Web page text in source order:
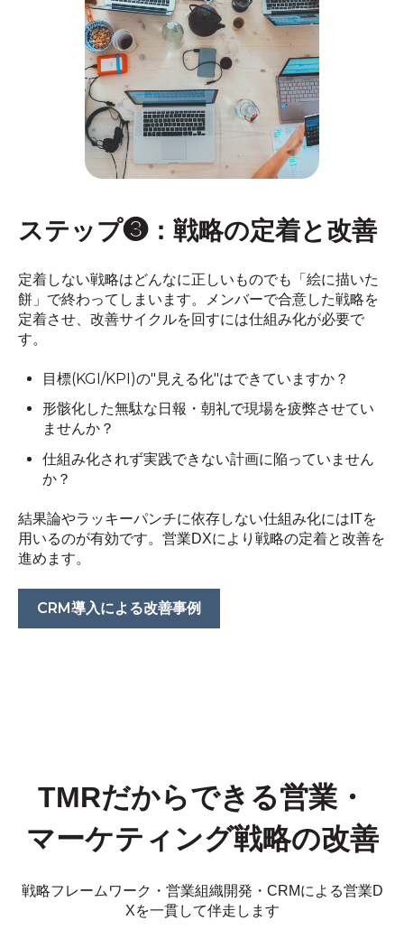
ITを用いた仕組み化によって戦
略実践を担保しましょう。営
業・マーケティング戦略の実践
にはCRMが有効です
ステップ❸：戦略の定着と改善
定着しない戦略はどんなに正しいものでも「絵に描いた
餅」で終わってしまいます。メンバーで合意した戦略を
定着させ、改善サイクルを回すには仕組み化が必要で
す。
目標(KGI/KPI)の"見える化"はできていますか？
形骸化した無駄な日報・朝礼で現場を疲弊させてい
ませんか？
仕組み化されず実践できない計画に陥っていません
か？
結果論やラッキーパンチに依存しない仕組み化にはITを
用いるのが有効です。営業DXにより戦略の定着と改善を
進めます。
CRM導入による改善事例
TMRだからできる営業・
マーケティング戦略の改善
戦略フレームワーク・営業組織開発・CRMによる営業D
Xを一貫して伴走します